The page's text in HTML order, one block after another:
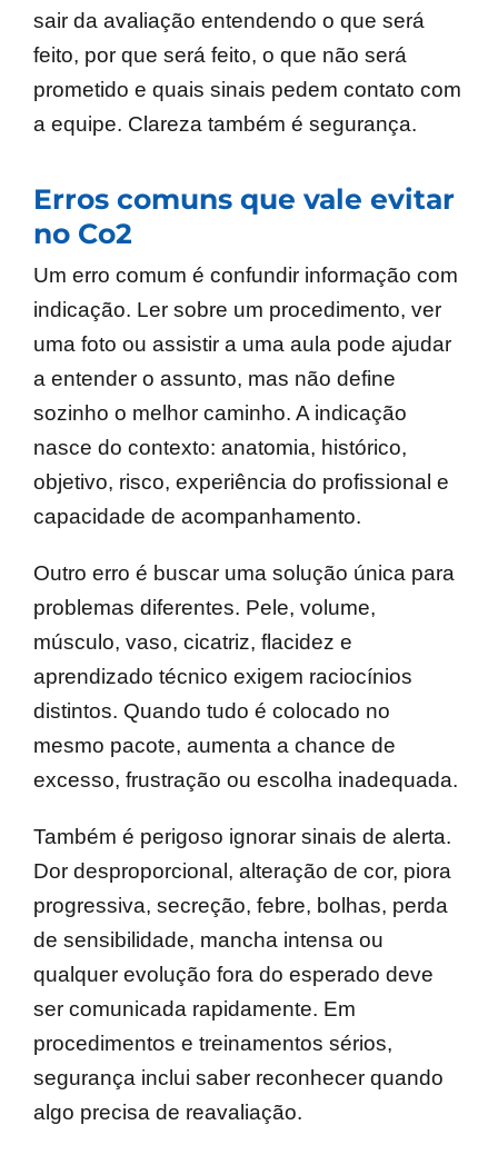
sair da avaliação entendendo o que será
feito, por que será feito, o que não será
prometido e quais sinais pedem contato com
a equipe. Clareza também é segurança.
Erros comuns que vale evitar
no Co2
Um erro comum é confundir informação com
indicação. Ler sobre um procedimento, ver
uma foto ou assistir a uma aula pode ajudar
a entender o assunto, mas não define
sozinho o melhor caminho. A indicação
nasce do contexto: anatomia, histórico,
objetivo, risco, experiência do profissional e
capacidade de acompanhamento.
Outro erro é buscar uma solução única para
problemas diferentes. Pele, volume,
músculo, vaso, cicatriz, flacidez e
aprendizado técnico exigem raciocínios
distintos. Quando tudo é colocado no
mesmo pacote, aumenta a chance de
excesso, frustração ou escolha inadequada.
Também é perigoso ignorar sinais de alerta.
Dor desproporcional, alteração de cor, piora
progressiva, secreção, febre, bolhas, perda
de sensibilidade, mancha intensa ou
qualquer evolução fora do esperado deve
ser comunicada rapidamente. Em
procedimentos e treinamentos sérios,
segurança inclui saber reconhecer quando
algo precisa de reavaliação.